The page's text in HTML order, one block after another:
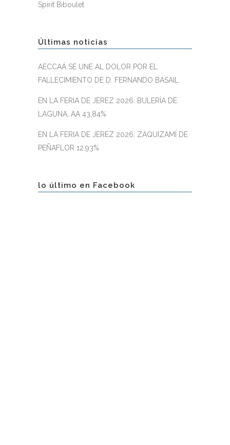
Spirit Biboulet
Últimas noticias
AECCAÁ SE UNE AL DOLOR POR EL
FALLECIMIENTO DE D. FERNANDO BASAIL
EN LA FERIA DE JEREZ 2026: BULERÍA DE
LAGUNA, AA 43,84%
EN LA FERIA DE JEREZ 2026: ZAQUIZAMÍ DE
PEÑAFLOR 12,93%
lo último en Facebook